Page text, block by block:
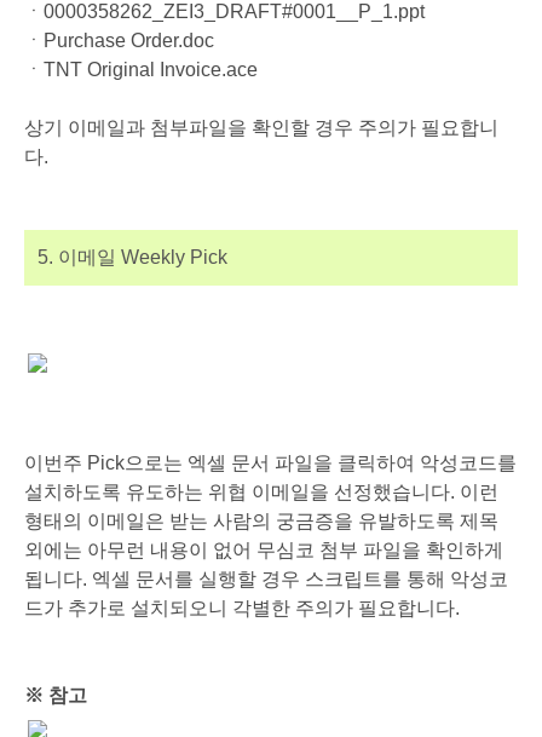
ㆍ0000358262_ZEI3_DRAFT#0001__P_1.ppt
ㆍPurchase Order.doc
ㆍTNT Original Invoice.ace
상기 이메일과 첨부파일을 확인할 경우 주의가 필요합니
다.
5. 이메일 Weekly Pick
이번주 Pick으로는 엑셀 문서 파일을 클릭하여 악성코드를
설치하도록 유도하는 위협 이메일을 선정했습니다. 이런
형태의 이메일은 받는 사람의 궁금증을 유발하도록 제목
외에는 아무런 내용이 없어 무심코 첨부 파일을 확인하게
됩니다. 엑셀 문서를 실행할 경우 스크립트를 통해 악성코
드가 추가로 설치되오니 각별한 주의가 필요합니다.
※ 참고